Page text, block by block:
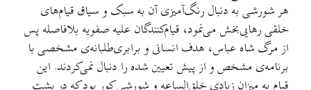
هر شورشی به دنبال رنگ‌آمیزی آن به سبک و سیاق قیام‌های
خلقی رهایی‌بخش می‌نمود، قیام‌کنندگان علیه صفویه بلافاصله پس
از مرگ شاه عباس، هدف انسانی و برابری‌طلبانه‌ی مشخصی با
برنامه‌ی مشخص و از پیش تعیین شده را دنبال نمی‌کردند. این
قیام به میزان زیادی خلق‌الساعه و شورشی کور بود که در پشت